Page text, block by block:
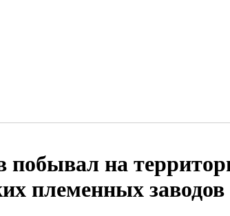
побывал на
племенных заводов